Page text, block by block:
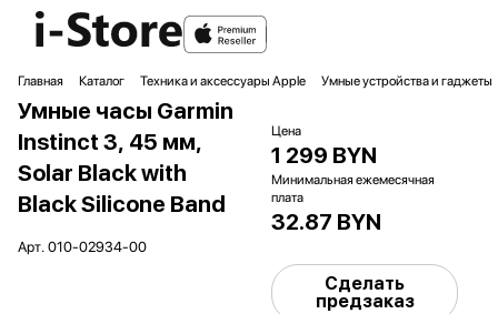
Главная Каталог Техника и аксессуары Apple Умные устройства и гаджеты
Умные часы Garmin
Instinct 3, 45 мм,
Solar Black with
Black Silicone Band
Арт. 010-02934-00
Цена
1 299 BYN
Минимальная ежемесячная
плата
32.87 BYN
Сделать
предзаказ